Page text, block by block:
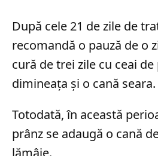
După cele 21 de zile de
recomandă o pauză de o
cură de trei zile cu ceai
dimineața și o cană seara.
Totodată, în această
prânz se adaugă o cană
lămâie.